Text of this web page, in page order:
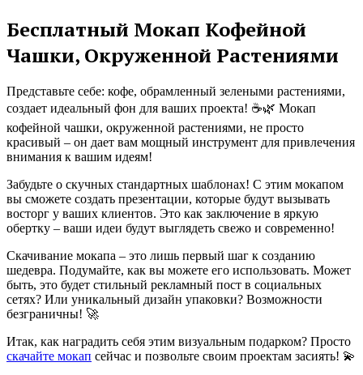
Бесплатный Мокап Кофейной
Чашки, Окруженной Растениями
Представьте себе: кофе, обрамленный зелеными растениями,
создает идеальный фон для ваших проекта! ☕🌿 Мокап
кофейной чашки, окруженной растениями, не просто
красивый – он дает вам мощный инструмент для привлечения
внимания к вашим идеям!
Забудьте о скучных стандартных шаблонах! С этим мокапом
вы сможете создать презентации, которые будут вызывать
восторг у ваших клиентов. Это как заключение в яркую
обертку – ваши идеи будут выглядеть свежо и современно!
Скачивание мокапа – это лишь первый шаг к созданию
шедевра. Подумайте, как вы можете его использовать. Может
быть, это будет стильный рекламный пост в социальных
сетях? Или уникальный дизайн упаковки? Возможности
безграничны! 🚀
Итак, как наградить себя этим визуальным подарком? Просто
скачайте мокап сейчас и позвольте своим проектам засиять! 💫